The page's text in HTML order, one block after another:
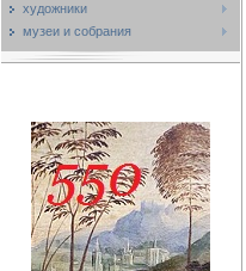
художники
музеи и собрания